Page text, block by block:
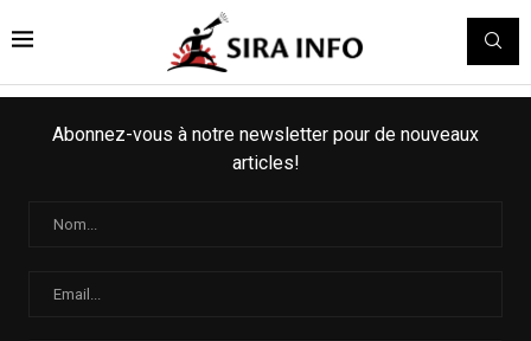
Abonnez-vous à notre newsletter pour de nouveaux
articles!